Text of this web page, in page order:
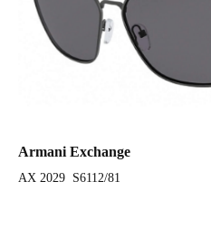
Armani Exchange
AX 2029 S6112/81